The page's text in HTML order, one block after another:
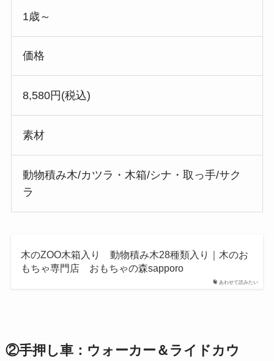
1歳～
価格
8,580円(税込)
素材
動物積み木/カツラ・木箱/シナ・取っ手/サク
ラ
あわせて読みたい
木のZOO木箱入り 動物積み木28種類入り｜木のお
もちゃ専門店 おもちゃの森sapporo
②手押し車：ウォーカー＆ライドカウ